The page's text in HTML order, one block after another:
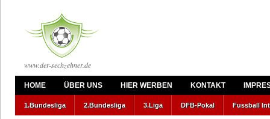
www.der-sechzehner.de
HOME ÜBER UNS HIER WERBEN KONTAKT
1.Bundesliga 2.Bundesliga 3.Liga DFB-Pokal Fussball